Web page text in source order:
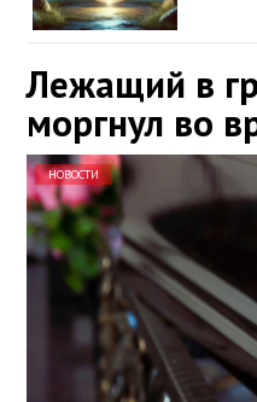
Лежащий в
моргнул во
НОВОСТИ